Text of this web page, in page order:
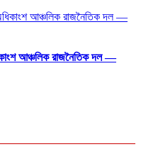
আঞ্চলিক রাজনৈতিক দল —